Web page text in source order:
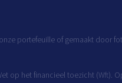
portefeuille of gemaakt door
op het financieel toezicht